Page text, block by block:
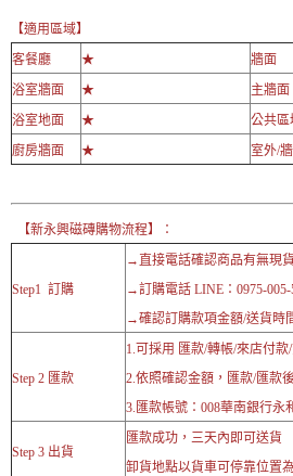
【適用區域】
客餐廳
★ 牆面
浴室牆面
★ 主牆面
浴室地面
★ 公共區
廚房牆面
★ 室外/
【新永興磁磚購物流程】：
Step1 訂購
→直接電話確認商品有無現
→訂購電話 LINE：0975-005-
→確認訂購款項金額/送貨時
Step 2 匯款
1.可採用 匯款/轉帳/來店付
2.依照確認金額，匯款/匯款
3.匯款帳號：008華南銀行永
Step 3 出貨
匯款成功，三天內即可送貨
卸貨地點以貨車可停靠位置